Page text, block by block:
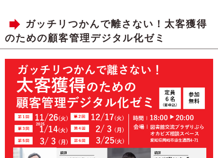
ガッチリつかんで離さない！太客獲得
のための顧客管理デジタル化ゼミ